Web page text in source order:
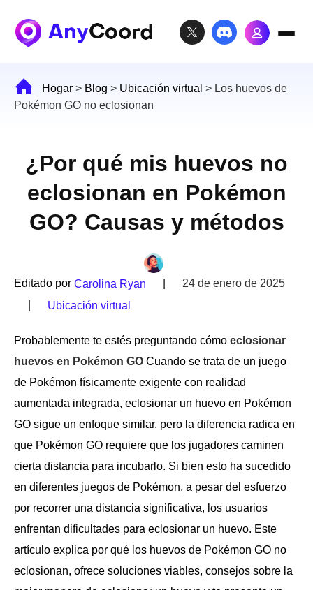
Hogar > Blog > Ubicación virtual > Los huevos de
Pokémon GO no eclosionan
¿Por qué mis huevos no
eclosionan en Pokémon
GO? Causas y métodos
Editado por Carolina Ryan
24 de enero de 2025
Ubicación virtual
Probablemente te estés preguntando cómo eclosionar
huevos en Pokémon GO Cuando se trata de un juego
de Pokémon físicamente exigente con realidad
aumentada integrada, eclosionar un huevo en Pokémon
GO sigue un enfoque similar, pero la diferencia radica en
que Pokémon GO requiere que los jugadores caminen
cierta distancia para incubarlo. Si bien esto ha sucedido
en diferentes juegos de Pokémon, a pesar del esfuerzo
por recorrer una distancia significativa, los usuarios
enfrentan dificultades para eclosionar un huevo. Este
artículo explica por qué los huevos de Pokémon GO no
eclosionan, ofrece soluciones viables, consejos sobre la